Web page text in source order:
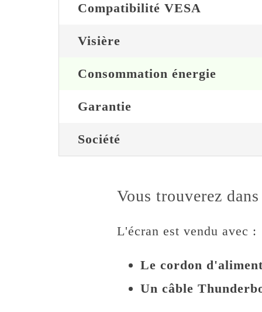
Compatibilité VESA
Visière
Consommation énergie
Garantie
Société
Vous trouverez
L'écran est vendu avec :
Le cordon
Un câble